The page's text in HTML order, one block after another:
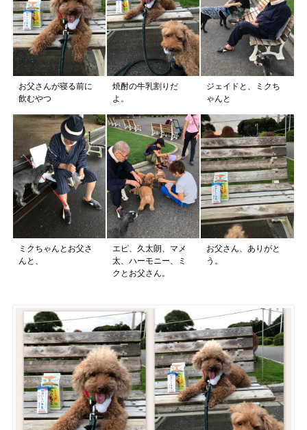
お父さんが寝る前に
飲むやつ
焼酎の牛乳割りだ
よ。
ジェイドと、ミクち
ゃんと
ミクちゃんとお父さ
んと、
エピ、久太朗、マメ
太、ハーモニー、ミ
クとお父さん。
お父さん、ありがと
う。